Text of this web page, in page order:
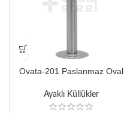
Ovata-201 Paslanmaz Oval
Ayaklı Küllükler